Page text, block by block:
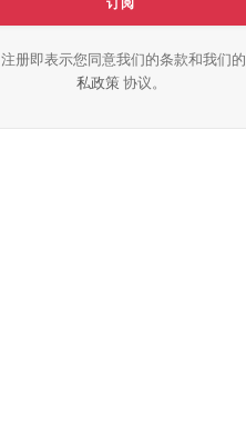
注册即表示您同意我们的条款和我们的
私政策协议。